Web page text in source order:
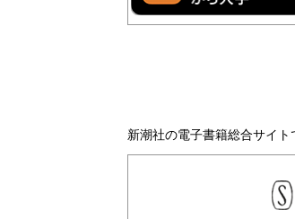
新潮社の電子書籍総合サイ